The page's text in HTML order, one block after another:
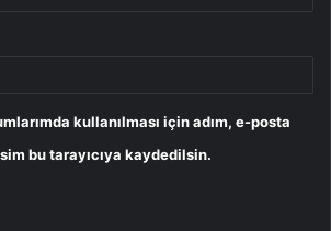
kullanılması için adım, e-posta
bu tarayıcıya kaydedilsin.